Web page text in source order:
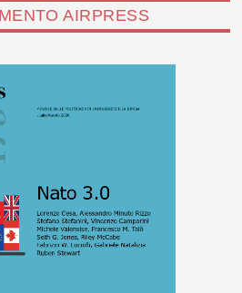
AIRPRESS